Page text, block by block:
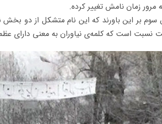
مرور زمان نامش تغییر کرده.
بر این باورند که این نام متشکل از دو
نسبت است که کلمه‌ی نیاوران به معنی دارای